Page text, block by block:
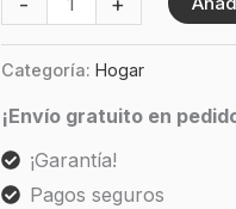
cantidad
Categoría: Hogar
¡Envío gratuito en
¡Garantía!
Pagos seguros